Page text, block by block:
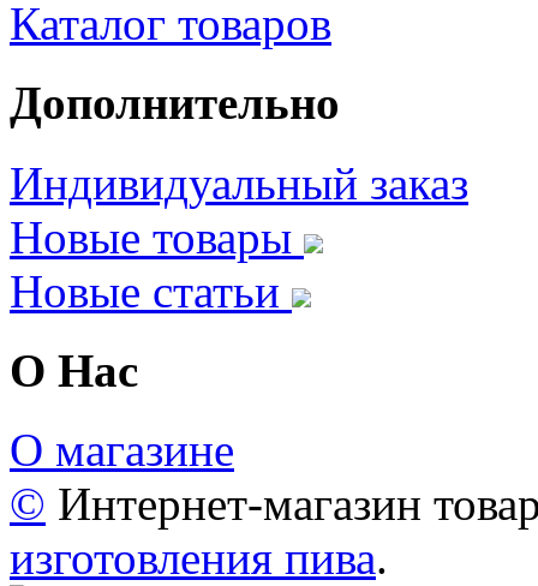
Каталог товаров
Дополнительно
Индивидуальный заказ
Новые товары
Новые статьи
О Нас
О магазине
© Интернет-магазин
изготовления пива.